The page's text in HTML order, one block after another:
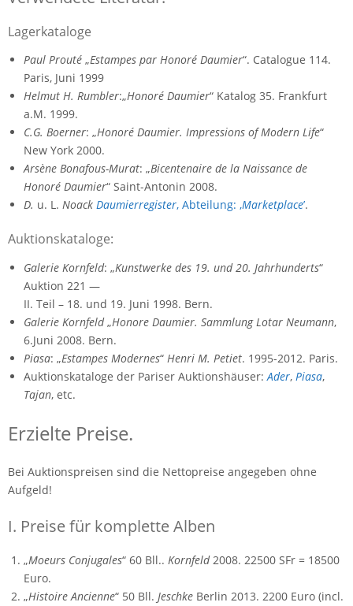
Lagerkataloge
Paul Prouté „Estampes par Honoré Daumier“. Catalogue 114.
Paris, Juni 1999
Helmut H. Rumbler:„Honoré Daumier“ Katalog 35. Frankfurt
a.M. 1999.
C.G. Boerner: „Honoré Daumier. Impressions of Modern Life“
New York 2000.
Arsène Bonafous-Murat: „Bicentenaire de la Naissance de
Honoré Daumier“ Saint-Antonin 2008.
D. u. L. Noack Daumierregister, Abteilung: ‚Marketplace’.
Auktionskataloge:
Galerie Kornfeld: „Kunstwerke des 19. und 20. Jahrhunderts“
Auktion 221 —
II. Teil – 18. und 19. Juni 1998. Bern.
Galerie Kornfeld„Honore Daumier. Sammlung Lotar Neumann,
6.Juni 2008. Bern.
Piasa: „Estampes Modernes“ Henri M. Petiet. 1995-2012. Paris.
Auktionskataloge der Pariser Auktionshäuser:Ader, Piasa,
Tajan, etc.
Erzielte Preise.
Bei Auktionspreisen sind die Nettopreise angegeben ohne
Aufgeld!
I. Preise für komplette Alben
„Moeurs Conjugales“ 60 Bll.. Kornfeld2008. 22500 SFr = 18500
Euro.
„Histoire Ancienne“ 50 Bll. Jeschke Berlin 2013. 2200 Euro (incl.